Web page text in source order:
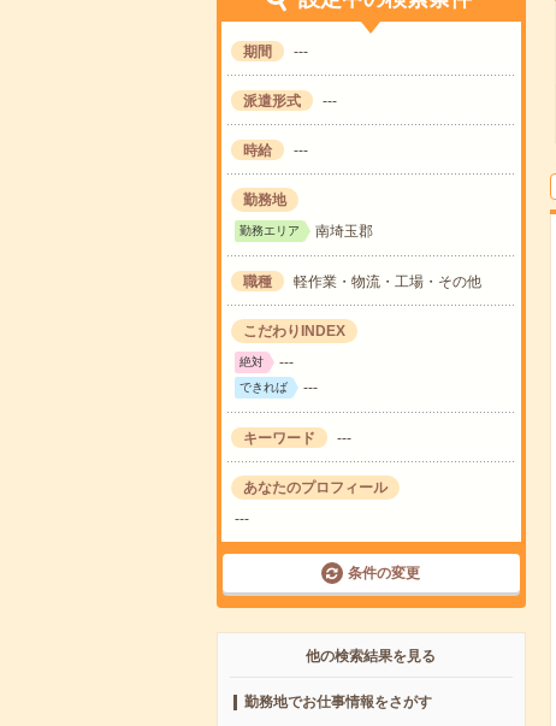
期間 ---
派遣形式 ---
時給 ---
勤務地
勤務エリア 南埼玉郡
職種 軽作業・物流・工場・その他
こだわりINDEX
絶対 ---
できれば ---
キーワード ---
あなたのプロフィール
---
条件の変更
他の検索結果を見る
勤務地でお仕事情報をさがす